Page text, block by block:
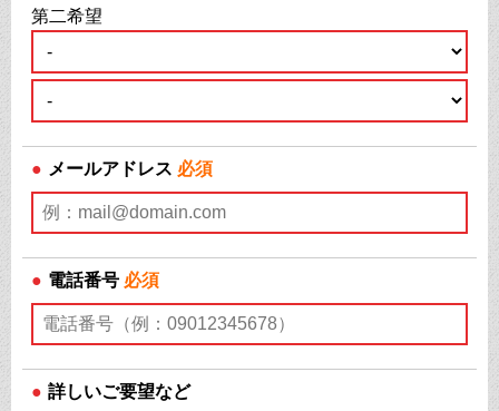
第二希望
● メールアドレス 必須
● 電話番号 必須
● 詳しいご要望など